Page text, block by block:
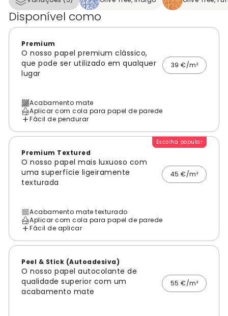
Disponível como
Premium
O nosso papel premium clássico,
que pode ser utilizado em qualquer
lugar
39 €/m²
Acabamento mate
Aplicar com cola para papel de parede
Fácil de pendurar
Escolha popular
Premium Textured
O nosso papel mais luxuoso com
uma superfície ligeiramente
texturada
45 €/m²
Acabamento mate texturado
Aplicar com cola para papel de parede
Fácil de aplicar
Peel & Stick (Autoadesiva)
O nosso papel autocolante de
qualidade superior com um
acabamento mate
55 €/m²